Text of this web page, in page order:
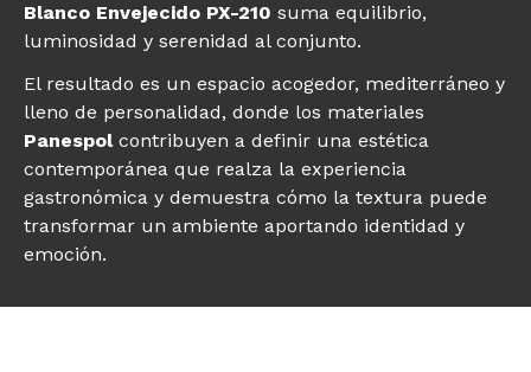
Blanco Envejecido PX-210 suma equilibrio,
luminosidad y serenidad al conjunto.
El resultado es un espacio acogedor, mediterráneo y
lleno de personalidad, donde los materiales
Panespol contribuyen a definir una estética
contemporánea que realza la experiencia
gastronómica y demuestra cómo la textura puede
transformar un ambiente aportando identidad y
emoción.